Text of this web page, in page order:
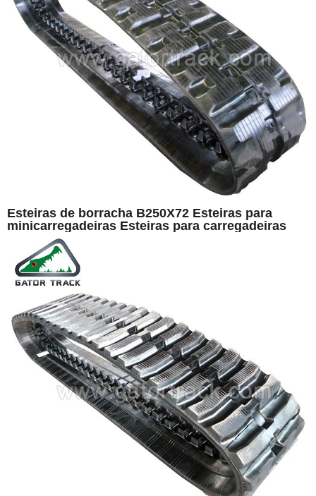
Esteiras de borracha B250X72 Esteiras para
minicarregadeiras Esteiras para carregadeiras